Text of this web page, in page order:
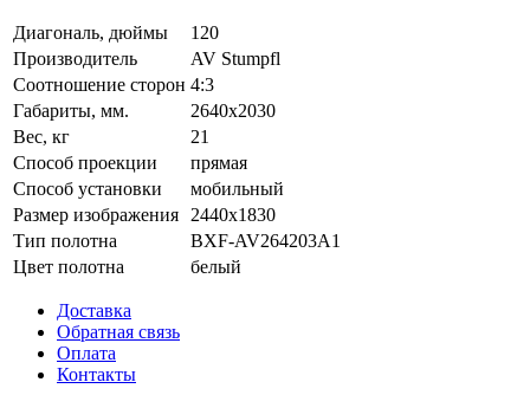
Диагональ, дюймы
120
Производитель
AV Stumpfl
Соотношение сторон 4:3
Габариты, мм.
2640x2030
Вес, кг
21
Способ проекции
прямая
Способ установки
мобильный
Размер изображения
2440x1830
Тип полотна
BXF-AV264203A1
Цвет полотна
белый
Доставка
Обратная связь
Оплата
Контакты